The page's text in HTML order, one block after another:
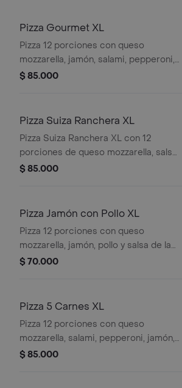
Pizza Gourmet XL
Pizza 12 porciones con queso
mozzarella, jamón, salami, pepperoni,
ranchera, chorizo, butifarra, maíz,
$ 85.000
Pizza Suiza Ranchera XL
Pizza Suiza Ranchera XL con 12
porciones de queso mozzarella, salsa
suiza, salsa ranchera, salsa de la casa,
$ 85.000
Pizza Jamón con Pollo XL
Pizza 12 porciones con queso
mozzarella, jamón, pollo y salsa de la
casa.
$ 70.000
Pizza 5 Carnes XL
Pizza 12 porciones con queso
mozzarella, salami, pepperoni, jamón,
tocineta, pollo, pimentón, cebolla y
$ 85.000